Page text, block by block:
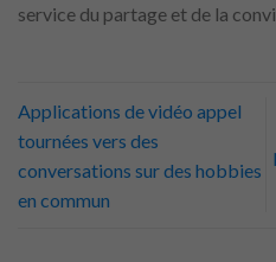
service du partage et de la
Applications de vidéo appel
tournées vers des
conversations sur des hobbies
en commun